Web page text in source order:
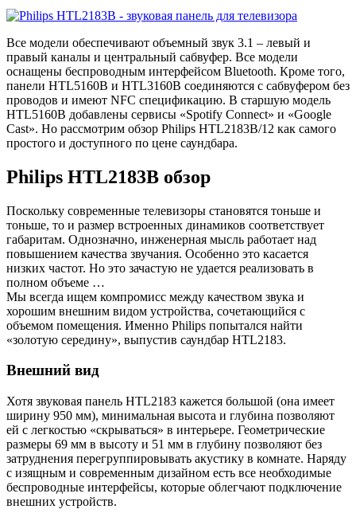
Все модели обеспечивают объемный звук 3.1 – левый и
правый каналы и центральный сабвуфер. Все модели
оснащены беспроводным интерфейсом Bluetooth. Кроме того,
панели HTL5160B и HTL3160B соединяются с сабвуфером без
проводов и имеют NFC спецификацию. В старшую модель
HTL5160B добавлены сервисы «Spotify Connect» и «Google
Cast». Но рассмотрим обзор Philips HTL2183B/12 как самого
простого и доступного по цене саундбара.
Philips HTL2183B обзор
Поскольку современные телевизоры становятся тоньше и
тоньше, то и размер встроенных динамиков соответствует
габаритам. Однозначно, инженерная мысль работает над
повышением качества звучания. Особенно это касается
низких частот. Но это зачастую не удается реализовать в
полном объеме …
Мы всегда ищем компромисс между качеством звука и
хорошим внешним видом устройства, сочетающийся с
объемом помещения. Именно Philips попытался найти
«золотую середину», выпустив саундбар HTL2183.
Внешний вид
Хотя звуковая панель HTL2183 кажется большой (она имеет
ширину 950 мм), минимальная высота и глубина позволяют
ей с легкостью «скрываться» в интерьере. Геометрические
размеры 69 мм в высоту и 51 мм в глубину позволяют без
затруднения перегруппировывать акустику в комнате. Наряду
с изящным и современным дизайном есть все необходимые
беспроводные интерфейсы, которые облегчают подключение
внешних устройств.